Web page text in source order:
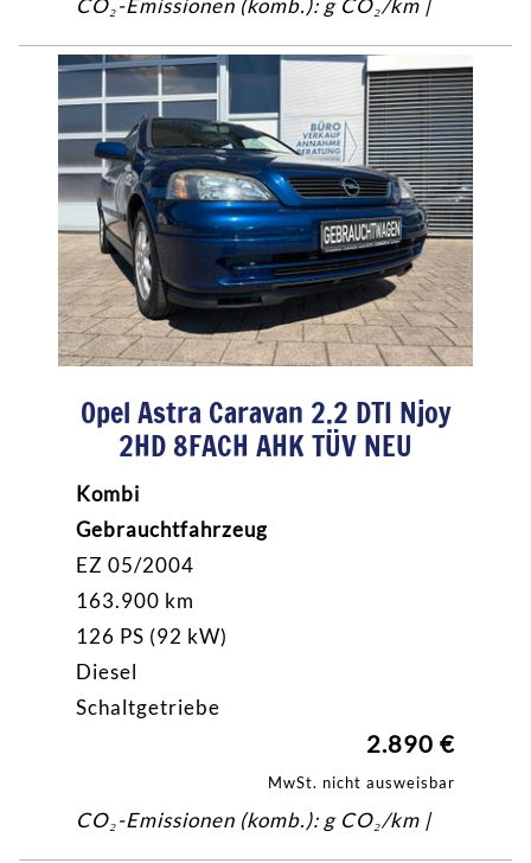
CO₂-Emissionen (komb.): g CO₂/km |
Opel Astra Caravan 2.2 DTI Njoy
2HD 8FACH AHK TÜV NEU
Kombi
Gebrauchtfahrzeug
EZ 05/2004
163.900 km
126 PS (92 kW)
Diesel
Schaltgetriebe
2.890 €
MwSt. nicht ausweisbar
CO₂-Emissionen (komb.): g CO₂/km |